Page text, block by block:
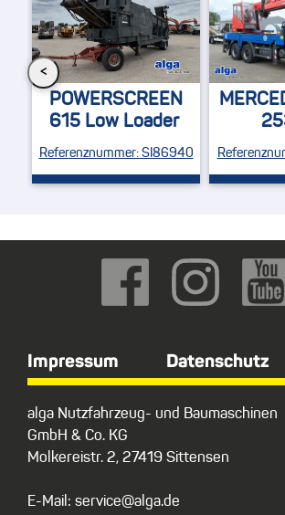
MERCEDES-BENZ
2538 K
Referenznummer: SI86979
<
Impressum Datenschutz
alga Nutzfahrzeug- und Baumaschinen
GmbH & Co. KG
Molkereistr. 2, 27419 Sittensen
E-Mail: service@alga.de